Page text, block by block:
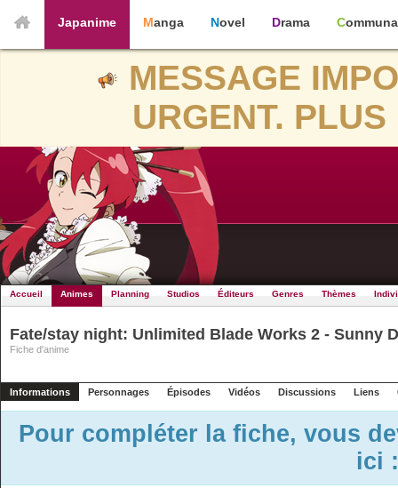
Japanime Manga Novel Drama
MESSAGE
URGENT.
Accueil Animes Planning Studios Éditeurs Genres Thèmes
Fate/stay night: Unlimited Blade Works 2 - Sunny
Fiche d'anime
Informations Personnages Épisodes Vidéos Discussions Liens
Pour compléter la fiche, vous
ici